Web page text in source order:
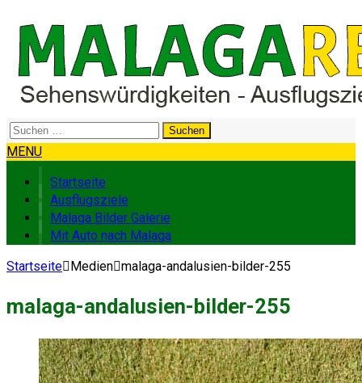
Suchen
nach:
MENU
Startseite
Ausflugsziele
Malaga Bilder Galerie
Mit Auto nach Malaga
Startseite Medien malaga-andalusien-bilder-255
malaga-andalusien-bilder-255